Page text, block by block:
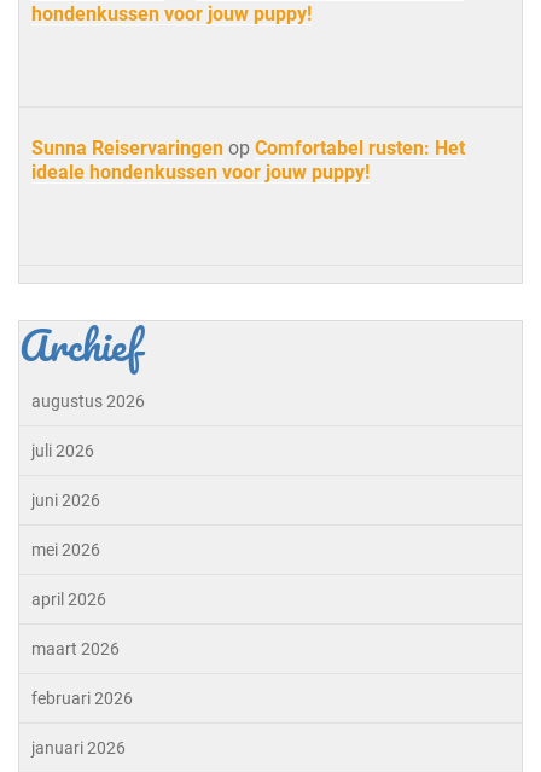
hondenkussen voor jouw puppy!
Sunna Reiservaringen op Comfortabel rusten: Het
ideale hondenkussen voor jouw puppy!
Archief
augustus 2026
juli 2026
juni 2026
mei 2026
april 2026
maart 2026
februari 2026
januari 2026